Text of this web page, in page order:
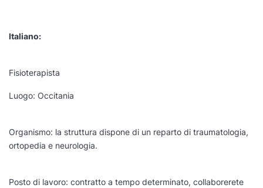
Italiano:
Fisioterapista
Luogo: Occitania
Organismo: la struttura dispone di un reparto di traumatologia,
ortopedia e neurologia.
Posto di lavoro: contratto a tempo determinato, collaborerete